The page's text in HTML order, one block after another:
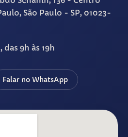
São Paulo - SP, 01023-
das 9h às 19h
Falar no WhatsApp